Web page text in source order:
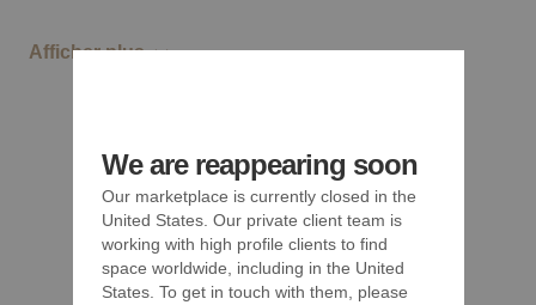
Afficher plus
We are reappearing soon
Our marketplace is currently closed in the
United States. Our private client team is
working with high profile clients to find
space worldwide, including in the United
States. To get in touch with them, please